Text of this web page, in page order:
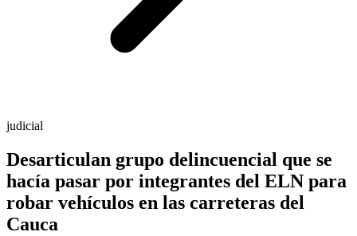
judicial
Desarticulan grupo delincuencial que se
hacía pasar por integrantes del ELN para
robar vehículos en las carreteras del
Cauca